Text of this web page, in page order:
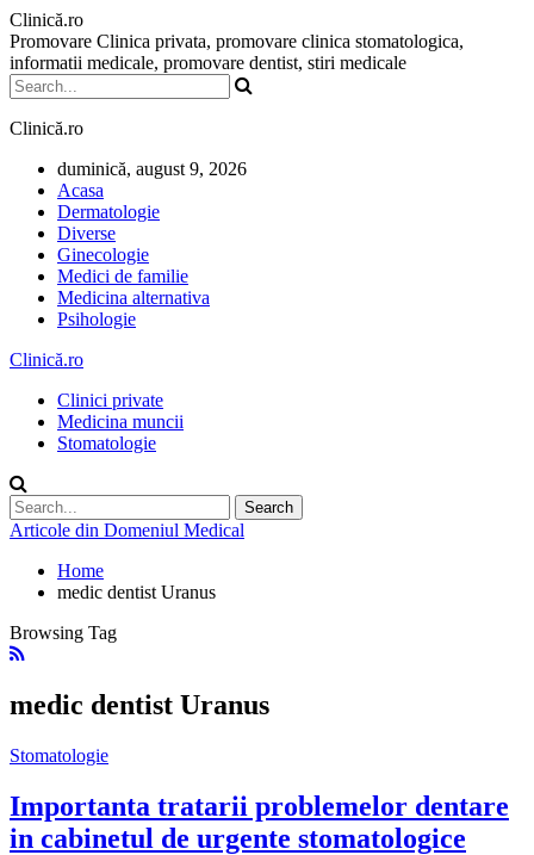
Clinică.ro
Promovare Clinica privata, promovare clinica stomatologica,
informatii medicale, promovare dentist, stiri medicale
Clinică.ro
duminică, august 9, 2026
Acasa
Dermatologie
Diverse
Ginecologie
Medici de familie
Medicina alternativa
Psihologie
Clinică.ro
Clinici private
Medicina muncii
Stomatologie
Articole din Domeniul Medical
Home
medic dentist Uranus
Browsing Tag
medic dentist Uranus
Stomatologie
Importanta tratarii problemelor dentare
in cabinetul de urgente stomatologice